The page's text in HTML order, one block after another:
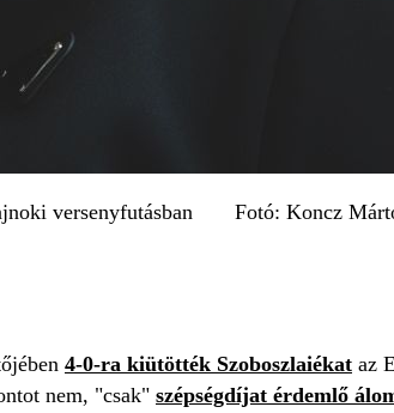
versenyfutásban Fotó: Koncz
4-0-ra kiütötték Szoboszlaiékat az
nem, "csak" szépségdíjat érdemlő